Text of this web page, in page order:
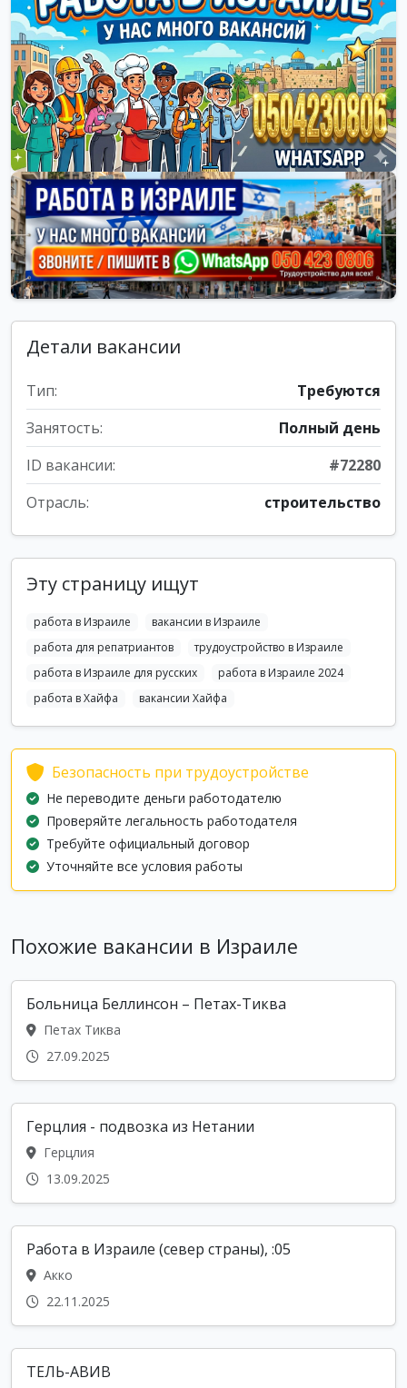
Детали вакансии
Тип:
Требуются
Занятость:
Полный день
ID вакансии:
#72280
Отрасль:
строительство
Эту страницу ищут
работа в Израиле
вакансии в Израиле
работа для репатриантов
трудоустройство в Израиле
работа в Израиле для русских
работа в Израиле 2024
работа в Хайфа
вакансии Хайфа
Безопасность при трудоустройстве
Не переводите деньги работодателю
Проверяйте легальность работодателя
Требуйте официальный договор
Уточняйте все условия работы
Похожие вакансии в Израиле
Больница Беллинсон – Петах-Тиква
Петах Тиква
27.09.2025
Герцлия - подвозка из Нетании
Герцлия
13.09.2025
Работа в Израиле (север страны), :05
Акко
22.11.2025
ТЕЛЬ-АВИВ